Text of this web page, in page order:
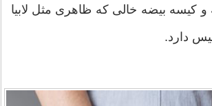
کیسه بیضه خالی که ظاهری مثل لابیا
دارد.